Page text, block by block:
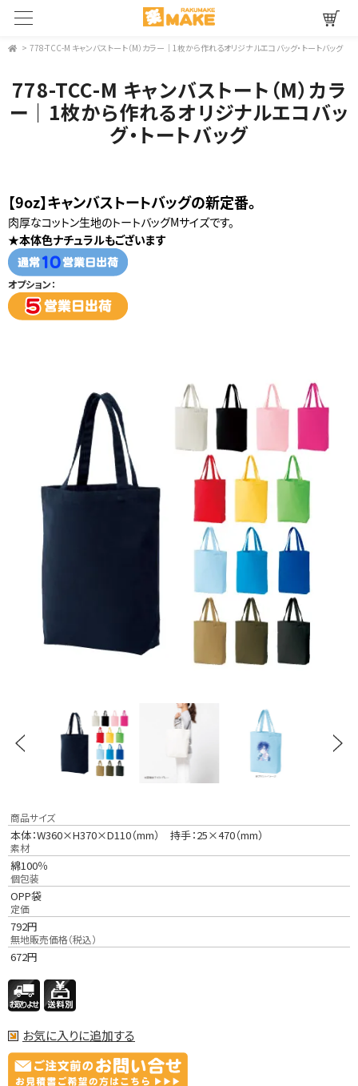
> 778-TCC-M キャンバストート（M）カラー｜1枚から作れるオリジナルエコバッグ・トートバッグ
778-TCC-M キャンバストート（M）カラ
ー｜1枚から作れるオリジナルエコバッ
グ・トートバッグ
【9oz】キャンバストートバッグの新定番。
肉厚なコットン生地のトートバッグMサイズです。
★本体色ナチュラルもございます
オプション：
商品サイズ
本体：W360×H370×D110（mm） 持手：25×470（mm）
素材
綿100％
個包装
OPP袋
定価
792円
無地販売価格（税込）
672円
お気に入りに追加する